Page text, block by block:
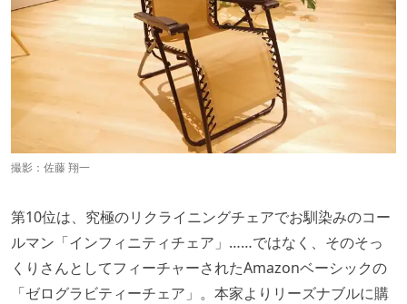
撮影：佐藤 翔一
第10位は、究極のリクライニングチェアでお馴染みのコー
ルマン「インフィニティチェア」……ではなく、そのそっ
くりさんとしてフィーチャーされたAmazonベーシックの
「ゼログラビティーチェア」。本家よりリーズナブルに購